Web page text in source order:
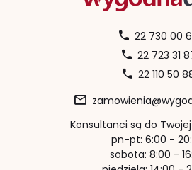
22 730 00
22 723 31
22 110 50
Konsultanci są do
pn-pt: 6:00 -
sobota: 8:00 -